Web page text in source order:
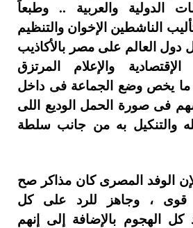
الدولية والعربية .. وطبعاً
الناشطين الإخوان والتنظيم
دول العالم على مصر بالأكاذيب
والإعلام المرتزق
يخص وضع الجماعة فى داخل
فى صورة الحمل الوديع اللى
والتنكيل به من جانب سلطة
الوفد المصرى كان مذاكر صح
، وجاهز للرد على كل
كل الهجوم بالإضافة إلى إنهم